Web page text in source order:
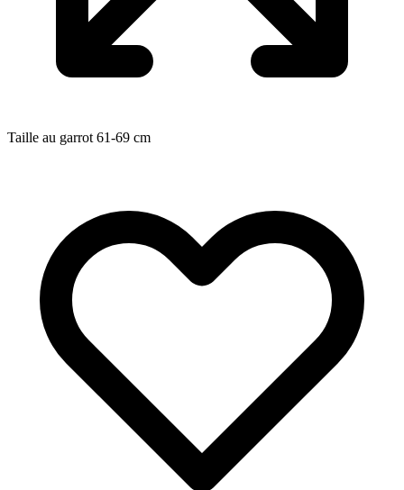
Taille au garrot 61-69 cm